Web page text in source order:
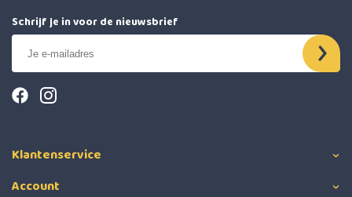
Schrijf je in voor de nieuwsbrief
Klantenservice
Account